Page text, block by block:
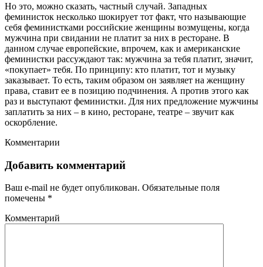
Но это, можно сказать, частный случай. Западных
феминисток несколько шокирует тот факт, что называющие
себя феминистками российские женщины возмущены, когда
мужчина при свидании не платит за них в ресторане. В
данном случае европейские, впрочем, как и американские
феминистки рассуждают так: мужчина за тебя платит, значит,
«покупает» тебя. По принципу: кто платит, тот и музыку
заказывает. То есть, таким образом он заявляет на женщину
права, ставит ее в позицию подчинения. А против этого как
раз и выступают феминистки. Для них предложение мужчины
заплатить за них – в кино, ресторане, театре – звучит как
оскорбление.
Комментарии
Добавить комментарий
Ваш e-mail не будет опубликован. Обязательные поля
помечены *
Комментарий